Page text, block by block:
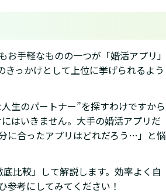
手軽なものの一つが「婚活アプリ」
っかけとして上位に挙げられるよう
生のパートナー”を探すわけですから
はいきません。大手の婚活アプリだ
に合ったアプリはどれだろう…」と悩
比較」して解説します。効率よく自
参考にしてみてください！